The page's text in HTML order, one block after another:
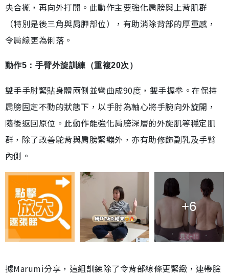
央合攏，再向外打開。此動作主要強化肩膀與上背肌群
（特別是後三角與肩胛部位），有助消除背部的厚重感，
令肩線更為俐落。
動作5：手臂外旋訓練（重複20次）
雙手手肘緊貼身體兩側並彎曲成90度，雙手握拳。在保持
肩膀固定不動的狀態下，以手肘為軸心將手腕向外旋開，
隨後返回原位。此動作能強化肩膀深層的外旋肌等穩定肌
群，除了改善駝背與肩膀緊繃外，亦有助修飾副乳及手臂
內側。
+6
據Marumi分享，這組訓練除了令背部線條更緊緻，連帶臉